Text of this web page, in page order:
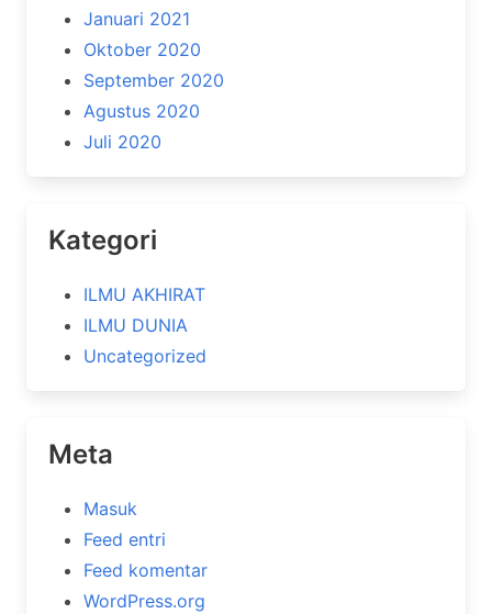
Januari 2021
Oktober 2020
September 2020
Agustus 2020
Juli 2020
Kategori
ILMU AKHIRAT
ILMU DUNIA
Uncategorized
Meta
Masuk
Feed entri
Feed komentar
WordPress.org